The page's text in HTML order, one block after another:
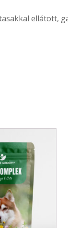
ellátott,